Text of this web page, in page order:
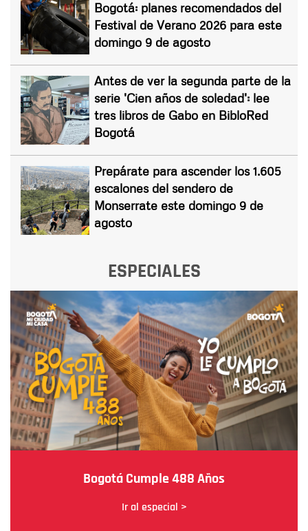
Bogotá: planes recomendados del
Festival de Verano 2026 para este
domingo 9 de agosto
Antes de ver la segunda parte de la
serie 'Cien años de soledad': lee
tres libros de Gabo en BibloRed
Bogotá
Prepárate para ascender los 1.605
escalones del sendero de
Monserrate este domingo 9 de
agosto
ESPECIALES
Bogotá Cumple 488 Años
Ir al especial >